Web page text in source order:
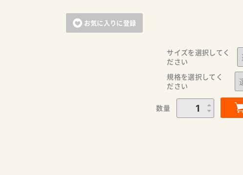
お気に入りに登録
サイズを選択してく
ださい
規格を選択してく
ださい
数量